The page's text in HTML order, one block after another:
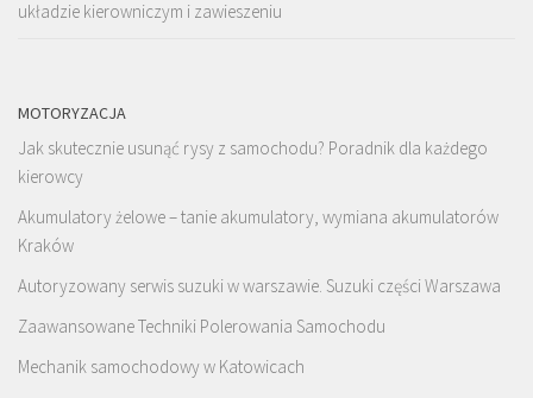
układzie kierowniczym i zawieszeniu
MOTORYZACJA
Jak skutecznie usunąć rysy z samochodu? Poradnik dla każdego
kierowcy
Akumulatory żelowe – tanie akumulatory, wymiana akumulatorów
Kraków
Autoryzowany serwis suzuki w warszawie. Suzuki części Warszawa
Zaawansowane Techniki Polerowania Samochodu
Mechanik samochodowy w Katowicach